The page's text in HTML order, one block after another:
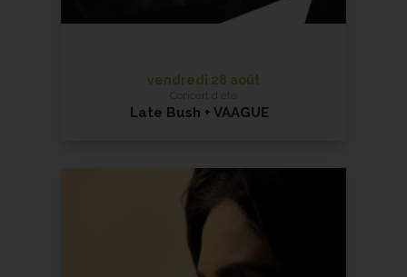
Soirée Transe-en-Danse
vendredi 28 août
Concert d'été
Late Bush + VAAGUE